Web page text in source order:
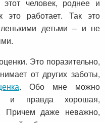
человек, роднее и
работает. Так это
детьми – и не
Это поразительно,
от других заботы,
. Обо мне можно
и правда хорошая,
Причем даже неважно,